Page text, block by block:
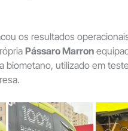
os resultados
Pássaro Marron
biometano, utilizado em